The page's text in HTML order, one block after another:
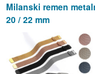
Milanski remen
20 / 22 mm